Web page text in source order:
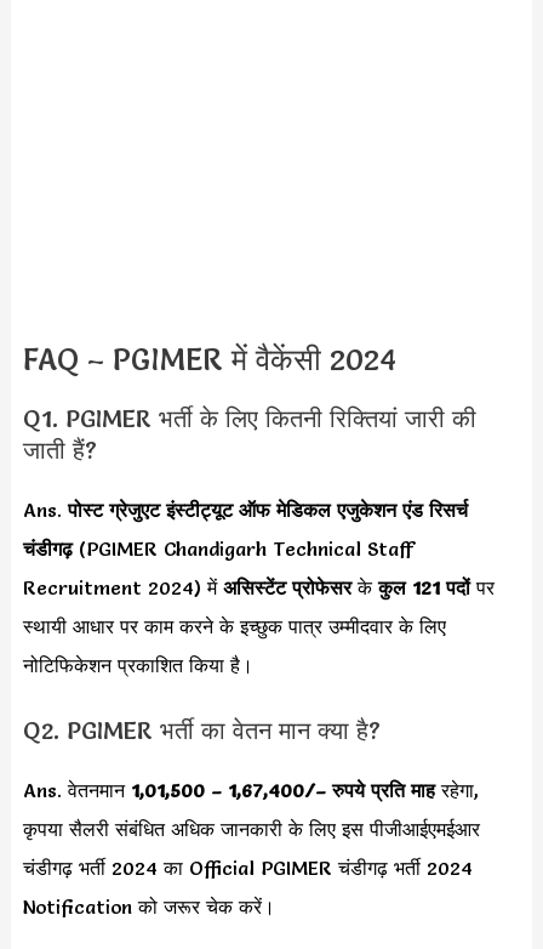
FAQ – PGIMER में वैकेंसी 2024
Q1. PGIMER भर्ती के लिए कितनी रिक्तियां जारी की
जाती हैं?
Ans.पोस्ट ग्रेजुएट इंस्टीट्यूट ऑफ मेडिकल एजुकेशन एंड रिसर्च
चंडीगढ़(PGIMER Chandigarh Technical Staff
Recruitment 2024) में असिस्टेंट प्रोफेसरकेकुल 121 पदोंपर
स्थायी आधार पर काम करने के इच्छुक पात्र उम्मीदवार के लिए
नोटिफिकेशन प्रकाशित किया है।
Q2. PGIMER भर्ती का वेतन मान क्या है?
Ans. वेतनमान 1,01,500 – 1,67,400/– रुपये प्रति माहरहेगा,
कृपया सैलरी संबंधित अधिक जानकारी के लिए इस पीजीआईएमईआर
चंडीगढ़ भर्ती 2024 का Official PGIMER चंडीगढ़ भर्ती 2024
Notification को जरूर चेक करें।